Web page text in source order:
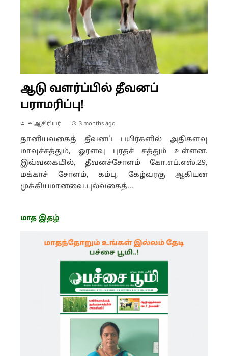
ஆடு வளர்ப்பில் தீவனப்
பராமரிப்பு!
✒ ஆசிரியர் 3 months ago
தானியவகைத் தீவனப் பயிர்களில் அதிகளவு
மாவுச்சத்தும், ஓரளவு புரதச் சத்தும் உள்ளன.
இவ்வகையில், தீவனச்சோளம் கோ.எப்.எஸ்.29,
மக்காச் சோளம், கம்பு, கேழ்வரகு ஆகியன
முக்கியமானவை.புல்வகைத்...
மாத இதழ்